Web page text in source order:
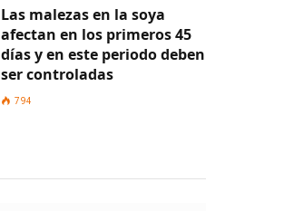
Las malezas en la soya
afectan en los primeros 45
días y en este periodo deben
ser controladas
794